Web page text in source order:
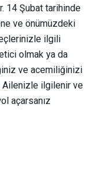
14 Şubat tarihinde
ve önümüzdeki
ilgili
olmak ya da
ve acemiliğinizi
Ailenizle ilgilenir ve
açarsanız